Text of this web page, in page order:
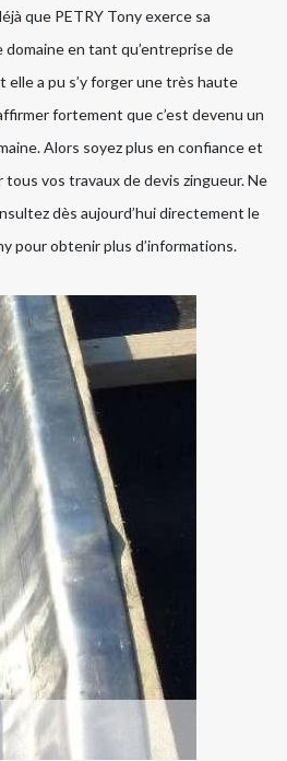
que PETRY Tony exerce sa
domaine en tant qu’entreprise de
elle a pu s’y forger une très haute
fortement que c’est devenu un
Alors soyez plus en confiance et
vos travaux de devis zingueur. Ne
dès aujourd’hui directement le
pour obtenir plus d’informations.